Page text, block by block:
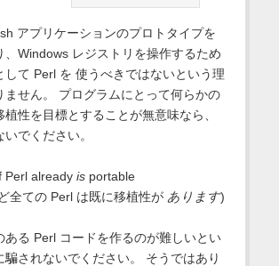
アプリケーションのプロトタイプを
、Windows レジストリを操作するため
して Perl を 使うべきではないという理
ません。 プログラムにとって何らかの
植性を目標とすることが無意味なら、
でください。
Perl already isportable
全ての Perl は既に移植性が あります)
ある Perl コードを作るのが難しいとい
騙されないでください。 そうではあり